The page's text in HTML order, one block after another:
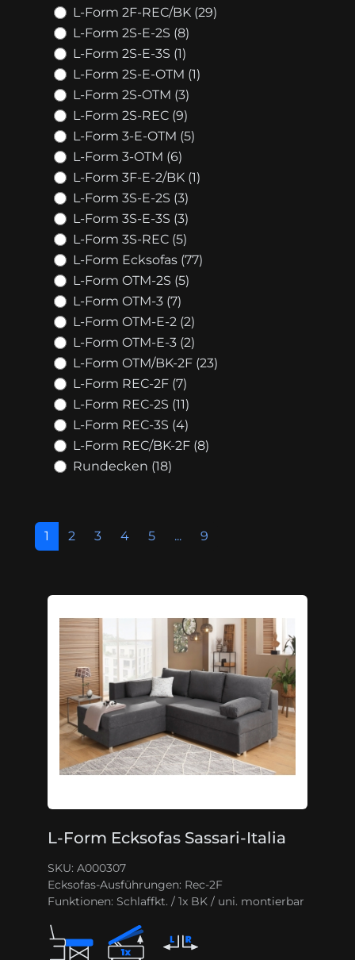
L-Form 2F-REC/BK (29)
L-Form 2S-E-2S (8)
L-Form 2S-E-3S (1)
L-Form 2S-E-OTM (1)
L-Form 2S-OTM (3)
L-Form 2S-REC (9)
L-Form 3-E-OTM (5)
L-Form 3-OTM (6)
L-Form 3F-E-2/BK (1)
L-Form 3S-E-2S (3)
L-Form 3S-E-3S (3)
L-Form 3S-REC (5)
L-Form Ecksofas (77)
L-Form OTM-2S (5)
L-Form OTM-3 (7)
L-Form OTM-E-2 (2)
L-Form OTM-E-3 (2)
L-Form OTM/BK-2F (23)
L-Form REC-2F (7)
L-Form REC-2S (11)
L-Form REC-3S (4)
L-Form REC/BK-2F (8)
Rundecken (18)
1 2 3 4 5 ... 9
L-Form Ecksofas Sassari-Italia
SKU: A000307
Ecksofas-Ausführungen: Rec-2F
Funktionen: Schlaffkt. / 1x BK / uni. montierbar